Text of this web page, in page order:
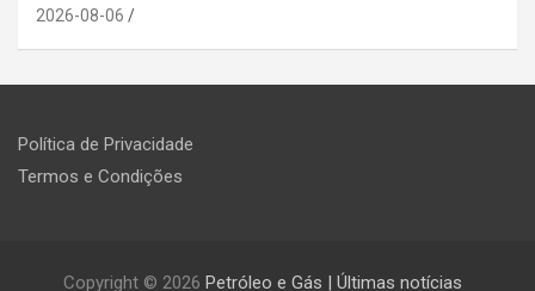
2026-08-06
Política de Privacidade
Termos e Condições
Copyright © 2026 Petróleo e Gás | Últimas notícias